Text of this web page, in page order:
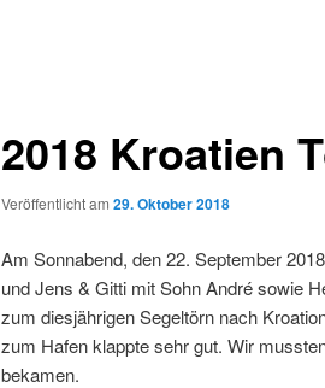
2018 Kroatien
Veröffentlicht am 29. Oktober 2018
Am Sonnabend, den 22. September
und Jens & Gitti mit Sohn André sowie
zum diesjährigen Segeltörn nach
zum Hafen klappte sehr gut. Wir
bekamen.